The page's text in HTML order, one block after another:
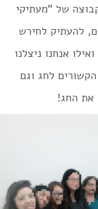
של "מעתיקי
להעתיק לחירש
אנחנו ניצלנו
לחג וגם
את החג!